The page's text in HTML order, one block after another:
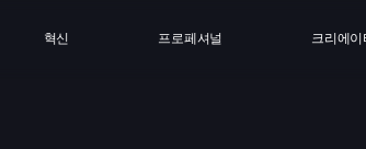
혁신 프로페셔널 크리에이